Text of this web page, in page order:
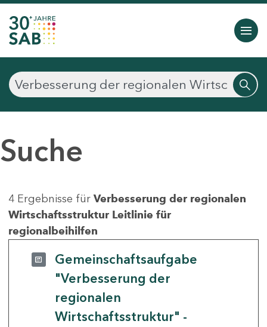
Suche
4 Ergebnisse für Verbesserung der regionalen
Wirtschaftsstruktur Leitlinie für
regionalbeihilfen
Gemeinschaftsaufgabe
"Verbesserung der
regionalen
Wirtschaftsstruktur" -